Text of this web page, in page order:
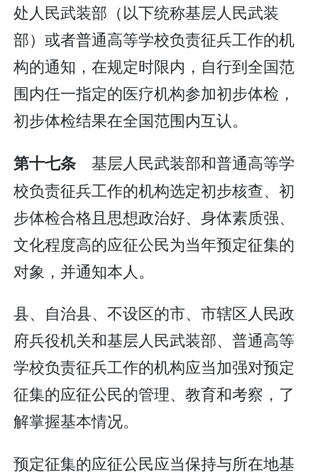
处人民武装部（以下统称基层人民武装
部）或者普通高等学校负责征兵工作的机
构的通知，在规定时限内，自行到全国范
围内任一指定的医疗机构参加初步体检，
初步体检结果在全国范围内互认。
第十七条 基层人民武装部和普通高等学
校负责征兵工作的机构选定初步核查、初
步体检合格且思想政治好、身体素质强、
文化程度高的应征公民为当年预定征集的
对象，并通知本人。
县、自治县、不设区的市、市辖区人民政
府兵役机关和基层人民武装部、普通高等
学校负责征兵工作的机构应当加强对预定
征集的应征公民的管理、教育和考察，了
解掌握基本情况。
预定征集的应征公民应当保持与所在地基